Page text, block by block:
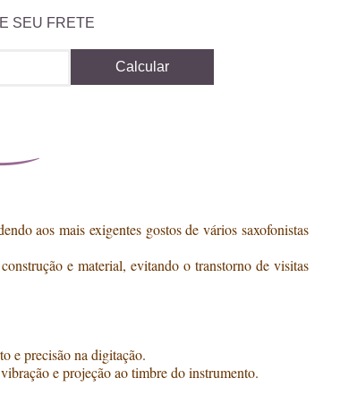
SEU FRETE
Calcular
aos mais exigentes gostos de vários saxofonistas
e material, evitando o transtorno de visitas
e precisão na digitação.
e projeção ao timbre do instrumento.